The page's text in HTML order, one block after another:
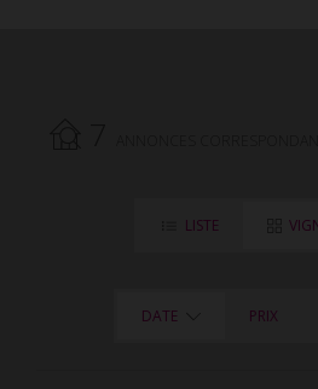
LISTE
DATE PRIX